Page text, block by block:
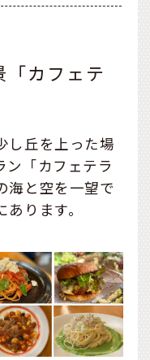
「カフェテ
し丘を上った場
ン「カフェテラ
海と空を一望で
ります。